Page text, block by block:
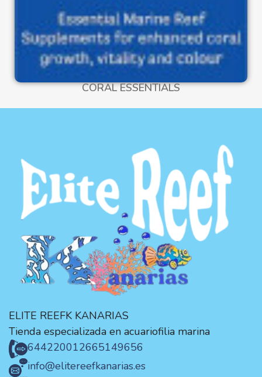
CORAL ESSENTIALS
ELITE REEFK KANARIAS
Tienda especializada en acuariofilia marina
644220012665149656
info@elitereefkanarias.es